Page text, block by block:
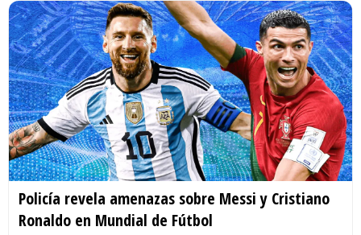
Policía revela amenazas sobre Messi y Cristiano
Ronaldo en Mundial de Fútbol